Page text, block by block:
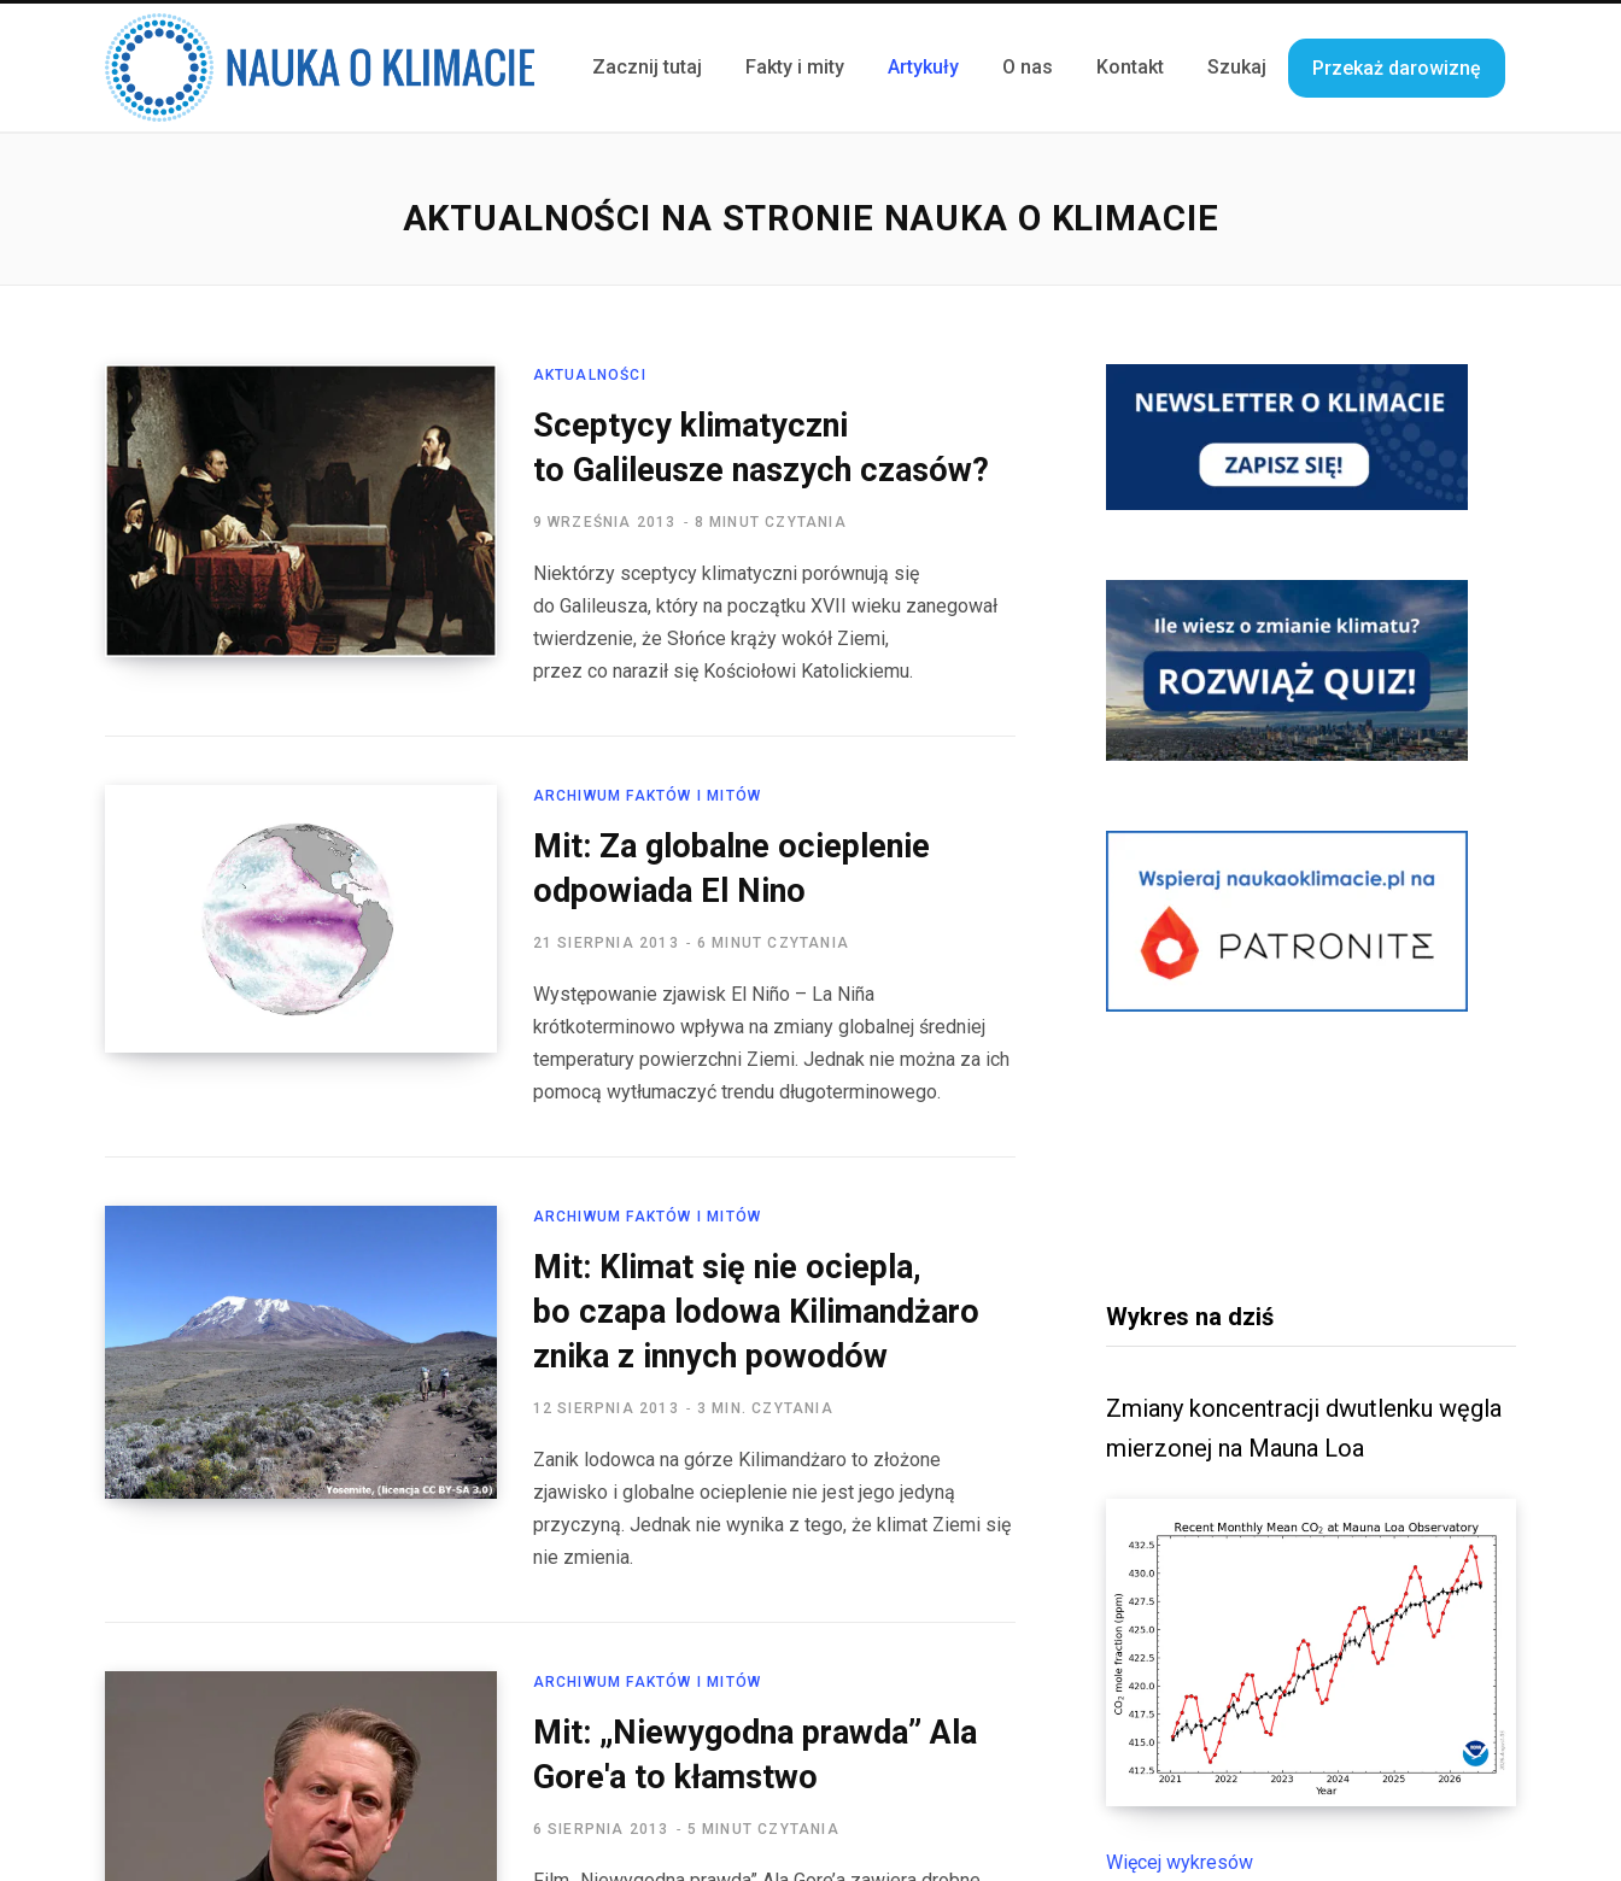
Zacznij tutaj Fakty i mity Artykuły O nas Kontakt Szukaj Przekaż darowiznę
AKTUALNOŚCI NA STRONIE NAUKA O KLIMACIE
AKTUALNOŚCI
Sceptycy klimatyczni
to Galileusze naszych czasów?
9 WRZEŚNIA 2013 8 MINUT CZYTANIA
Niektórzy sceptycy klimatyczni porównują się
do Galileusza, który na początku XVII wieku zanegował
twierdzenie, że Słońce krąży wokół Ziemi,
przez co naraził się Kościołowi Katolickiemu.
ARCHIWUM FAKTÓW I MITÓW
Mit: Za globalne ocieplenie
odpowiada El Nino
21 SIERPNIA 2013 6 MINUT CZYTANIA
Występowanie zjawisk El Niño – La Niña
krótkoterminowo wpływa na zmiany globalnej średniej
temperatury powierzchni Ziemi. Jednak nie można za ich
pomocą wytłumaczyć trendu długoterminowego.
ARCHIWUM FAKTÓW I MITÓW
Mit: Klimat się nie ociepla,
bo czapa lodowa Kilimandżaro
znika z innych powodów
12 SIERPNIA 2013 3 MIN. CZYTANIA
Zanik lodowca na górze Kilimandżaro to złożone
zjawisko i globalne ocieplenie nie jest jego jedyną
przyczyną. Jednak nie wynika z tego, że klimat Ziemi się
nie zmienia.
ARCHIWUM FAKTÓW I MITÓW
Mit: „Niewygodna prawda” Ala
Gore'a to kłamstwo
6 SIERPNIA 2013 5 MINUT CZYTANIA
Wykres na dziś
Zmiany koncentracji dwutlenku węgla
mierzonej na Mauna Loa
Więcej wykresów